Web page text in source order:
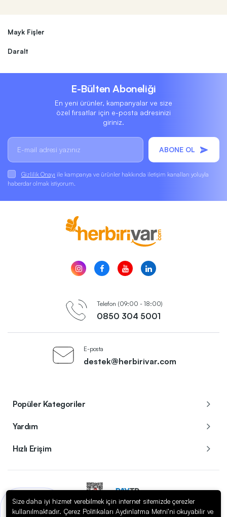
Mayk Fişler
Daralt
E-Bülten Aboneliği
En yeni ürünler, kampanyalar ve size
özel fırsatlar için e-posta adresinizi
giriniz.
ABONE OL
Gizlilik Onayı ile kampanya ve ürünler hakkında iletişim kanalları yoluyla
haberdar olmak istiyorum.
Telefon (09:00 - 18:00)
0850 304 5001
E-posta
destek@herbirivar.com
Popüler Kategoriler
Yardım
Hızlı Erişim
Copyright © 2023Herbirivar.com / Enerom Elektrik Elektronik A.Ş.. Tüm
Bir sorunuz mu var?
Size daha iyi hizmet verebilmek için internet sitemizde çerezler
kullanılmaktadır. Çerez Politikaları Aydınlatma Metni’ni okuyabilir ve